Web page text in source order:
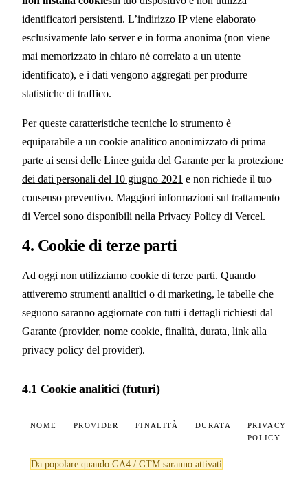
identificatori persistenti. L’indirizzo IP viene elaborato
esclusivamente lato server e in forma anonima (non viene
mai memorizzato in chiaro né correlato a un utente
identificato), e i dati vengono aggregati per produrre
statistiche di traffico.
Per queste caratteristiche tecniche lo strumento è
equiparabile a un cookie analitico anonimizzato di prima
parte ai sensi delle Linee guida del Garante per la protezione
dei dati personali del 10 giugno 2021 e non richiede il tuo
consenso preventivo. Maggiori informazioni sul trattamento
di Vercel sono disponibili nella Privacy Policy di Vercel.
4. Cookie di terze parti
Ad oggi non utilizziamo cookie di terze parti. Quando
attiveremo strumenti analitici o di marketing, le tabelle che
seguono saranno aggiornate con tutti i dettagli richiesti dal
Garante (provider, nome cookie, finalità, durata, link alla
privacy policy del provider).
4.1 Cookie analitici (futuri)
NOME PROVIDER FINALITÀ DURATA
PRIVACY
POLICY
Da popolare quando GA4 / GTM saranno attivati